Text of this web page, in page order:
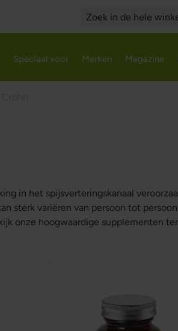
Speciaal voor Merken Magazine
in het spijsverteringskanaal
sterk variëren van persoon tot
onze hoogwaardige supplementen